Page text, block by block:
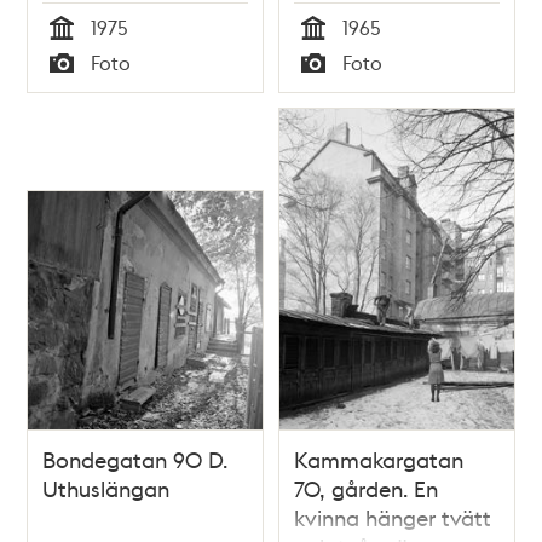
Tid
1975
Typ
Foto Tid
1965
Typ
Foto
Bondegatan 90 D.
Uthuslängan
Kammakargatan
70, gården. En
kvinna hänger tvätt